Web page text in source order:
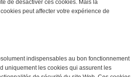
de désactiver ces cookies. Mais la
peut affecter votre expérience de
indispensables au bon fonctionnement
uniquement les cookies qui assurent les